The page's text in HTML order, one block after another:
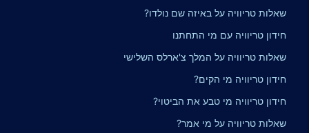
שאלות טריוויה על באיזה שם נולדו?
חידון טריוויה עם מי התחתנו
שאלות טריוויה על המלך צ'ארלס השלישי
חידון טריוויה מי הקים?
חידון טריוויה מי טבע את הביטוי?
שאלות טריוויה על מי אמר?